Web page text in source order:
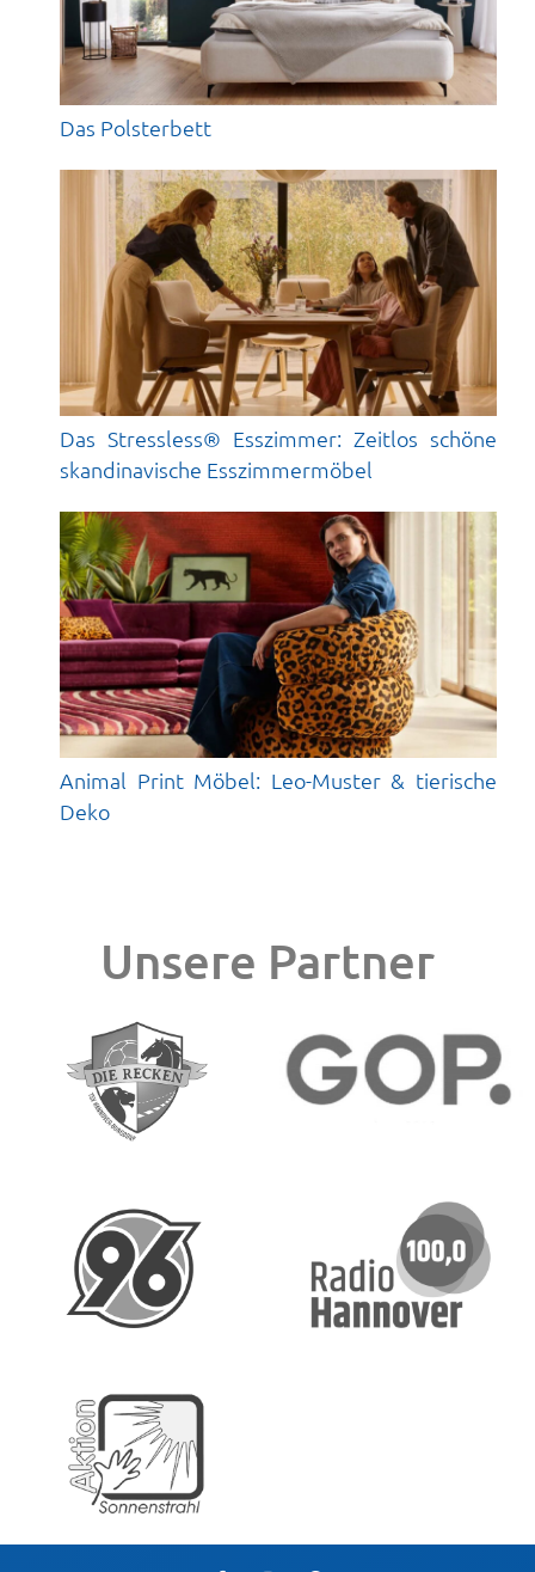
Das Polsterbett
Das Stressless® Esszimmer: Zeitlos schöne
skandinavische Esszimmermöbel
Animal Print Möbel: Leo-Muster & tierische
Deko
Unsere Partner